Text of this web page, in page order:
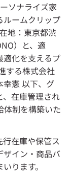
ソナライズ家
ルームクリップ
地：東京都渋
）と、適
適化を支えるプ
する株式会社
幸憲 以下、グ
、在庫管理され
体制を構築いた
行在庫や保管ス
ザイン・商品バ
ります。